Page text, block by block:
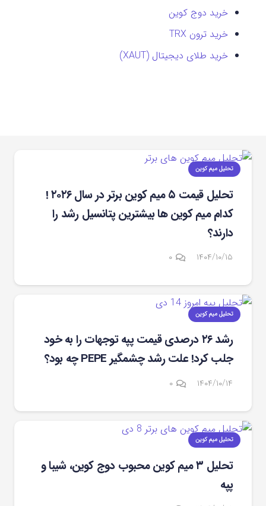
خرید دوج کوین
خرید ترون TRX
خرید طلای دیجیتال (XAUT)
تحلیل میم کوین
تحلیل قیمت ۵ میم کوین برتر در سال ۲۰۲۶ !
کدام میم کوین‌ ها بیشترین پتانسیل رشد را
دارند؟
۱۴۰۴/۱۰/۱۵ ۰
تحلیل میم کوین
رشد ۲۶ درصدی قیمت پپه توجهات را به خود
جلب کرد! علت رشد چشمگیر PEPE چه بود؟
۱۴۰۴/۱۰/۱۴ ۰
تحلیل میم کوین
تحلیل ۳ میم کوین محبوب دوج کوین، شیبا و
پپه